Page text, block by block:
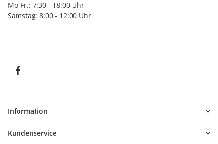
Mo-Fr.: 7:30 - 18:00 Uhr
Samstag: 8:00 - 12:00 Uhr
Information
Kundenservice